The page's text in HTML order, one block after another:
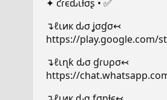
✦ ƈɾєԃιƚσʂ • ✅
↴ℓιик ԃσ ʝσɠσ↢
https://play.google.com/
↴ℓιɳƙ ԃσ ɠɾυρσ↢
https://